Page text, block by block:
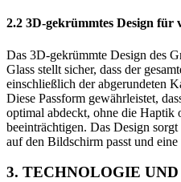
2.2 3D-gekrümmtes Design für
Das 3D-gekrümmte Design des
Glass stellt sicher, dass der
einschließlich der abgerundeten
Diese Passform gewährleistet,
optimal abdeckt, ohne die Haptik
beeinträchtigen. Das Design
auf den Bildschirm passt und
3. TECHNOLOGIE